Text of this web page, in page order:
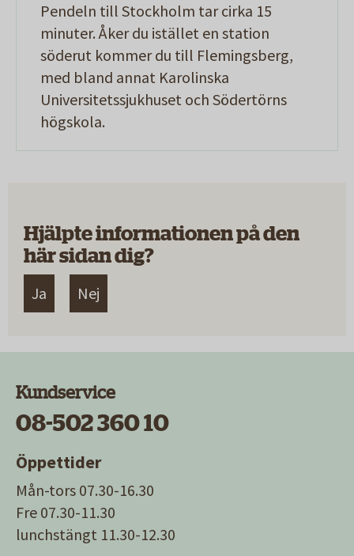
Pendeln till Stockholm tar cirka 15
minuter. Åker du istället en station
söderut kommer du till Flemingsberg,
med bland annat Karolinska
Universitetssjukhuset och Södertörns
högskola.
Hjälpte informationen på den
här sidan dig?
Ja Nej
Kundservice
08-502 360 10
Öppettider
Mån-tors 07.30-16.30
Fre 07.30-11.30
lunchstängt 11.30-12.30